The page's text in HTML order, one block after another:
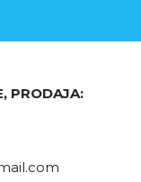
PRODAJA: